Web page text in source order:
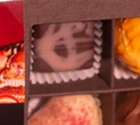
Bewertung abgeben